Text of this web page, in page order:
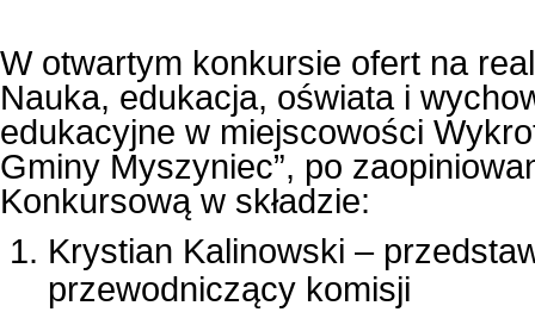
W otwartym konkursie ofert na
Nauka, edukacja, oświata i
edukacyjne w miejscowości
Gminy Myszyniec”, po
Konkursową w składzie:
Krystian Kalinowski –
przewodniczący komisji